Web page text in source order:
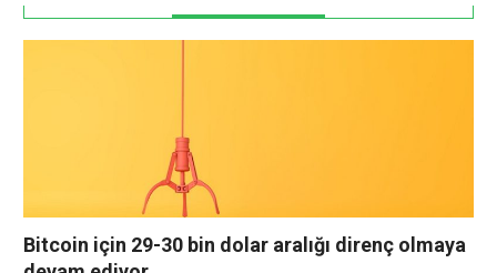
Bitcoin için 29-30 bin dolar aralığı direnç olmaya